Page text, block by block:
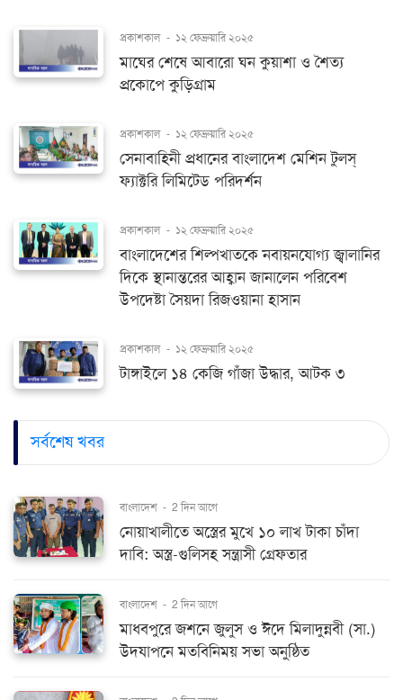
প্রকাশকাল - ১২ ফেব্রুয়ারি ২০২৫
মাঘের শেষে আবারো ঘন কুয়াশা ও শৈত্য
প্রকোপে কুড়িগ্রাম
প্রকাশকাল - ১২ ফেব্রুয়ারি ২০২৫
সেনাবাহিনী প্রধানের বাংলাদেশ মেশিন টুলস্
ফ্যাক্টরি লিমিটেড পরিদর্শন
প্রকাশকাল - ১২ ফেব্রুয়ারি ২০২৫
বাংলাদেশের শিল্পখাতকে নবায়নযোগ্য জ্বালানির
দিকে স্থানান্তরের আহ্বান জানালেন পরিবেশ
উপদেষ্টা সৈয়দা রিজওয়ানা হাসান
প্রকাশকাল - ১২ ফেব্রুয়ারি ২০২৫
টাঙ্গাইলে ১৪ কেজি গাঁজা উদ্ধার, আটক ৩
সর্বশেষ খবর
বাংলাদেশ - 2 দিন আগে
নোয়াখালীতে অস্ত্রের মুখে ১০ লাখ টাকা চাঁদা
দাবি: অস্ত্র-গুলিসহ সন্ত্রাসী গ্রেফতার
বাংলাদেশ - 2 দিন আগে
মাধবপুরে জশনে জুলুস ও ঈদে মিলাদুন্নবী (সা.)
উদযাপনে মতবিনিময় সভা অনুষ্ঠিত